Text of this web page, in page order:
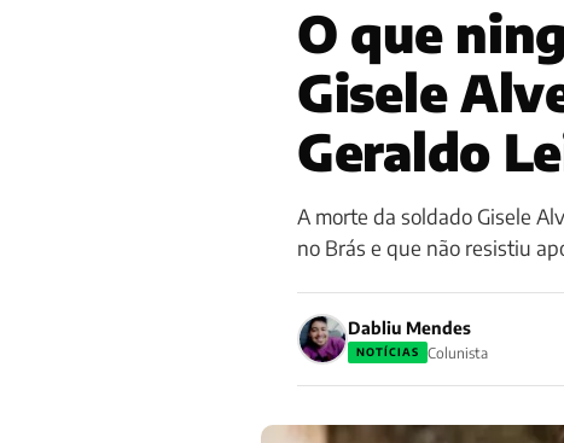
O que
Gisele
Geraldo
A morte da soldado Gisele
no Brás e que não resistiu
Dabliu Mendes
NOTÍCIAS Colunista